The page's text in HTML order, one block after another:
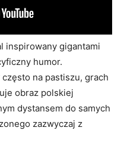
inspirowany gigantami
humor.
na pastiszu, grach
obraz polskiej
dystansem do samych
zazwyczaj z